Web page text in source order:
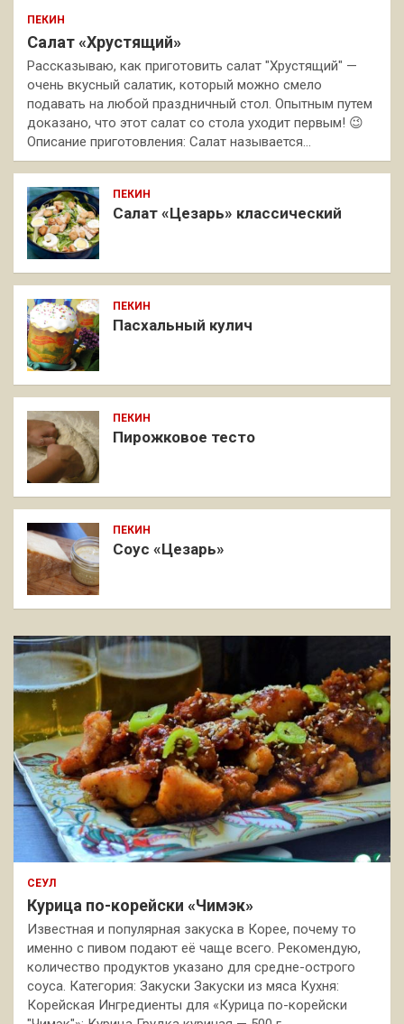
ПЕКИН
Салат «Хрустящий»
Рассказываю, как приготовить салат "Хрустящий" —
очень вкусный салатик, который можно смело
подавать на любой праздничный стол. Опытным путем
доказано, что этот салат со стола уходит первым! 😉
Описание приготовления: Салат называется…
ПЕКИН
Салат «Цезарь» классический
ПЕКИН
Пасхальный кулич
ПЕКИН
Пирожковое тесто
ПЕКИН
Соус «Цезарь»
СЕУЛ
Курица по-корейски «Чимэк»
Известная и популярная закуска в Корее, почему то
именно с пивом подают её чаще всего. Рекомендую,
количество продуктов указано для средне-острого
соуса. Категория: Закуски Закуски из мяса Кухня:
Корейская Ингредиенты для «Курица по-корейски